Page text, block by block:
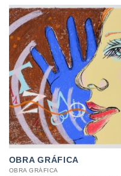
OBRA GRÁFICA
OBRA GRÁFICA